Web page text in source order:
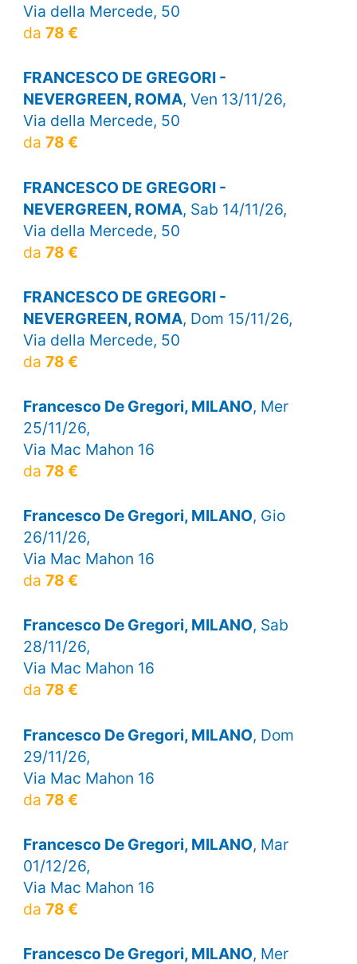
Via della Mercede, 50
da 78 €
FRANCESCO DE GREGORI -
NEVERGREEN, ROMA, Ven 13/11/26,
Via della Mercede, 50
da 78 €
FRANCESCO DE GREGORI -
NEVERGREEN, ROMA, Sab 14/11/26,
Via della Mercede, 50
da 78 €
FRANCESCO DE GREGORI -
NEVERGREEN, ROMA, Dom 15/11/26,
Via della Mercede, 50
da 78 €
Francesco De Gregori, MILANO, Mer
25/11/26,
Via Mac Mahon 16
da 78 €
Francesco De Gregori, MILANO, Gio
26/11/26,
Via Mac Mahon 16
da 78 €
Francesco De Gregori, MILANO, Sab
28/11/26,
Via Mac Mahon 16
da 78 €
Francesco De Gregori, MILANO, Dom
29/11/26,
Via Mac Mahon 16
da 78 €
Francesco De Gregori, MILANO, Mar
01/12/26,
Via Mac Mahon 16
da 78 €
Francesco De Gregori, MILANO, Mer